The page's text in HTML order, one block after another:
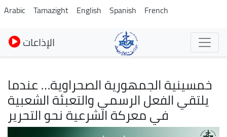
Skip
to
main
content
Arabic Tamazight English Spanish French
الإذاعات
خمسينية الجمهورية الصحراوية… عندما
يلتقي الفعل الرسمي والتعبئة الشعبية
في معركة الشرعية نحو التحرير
Image